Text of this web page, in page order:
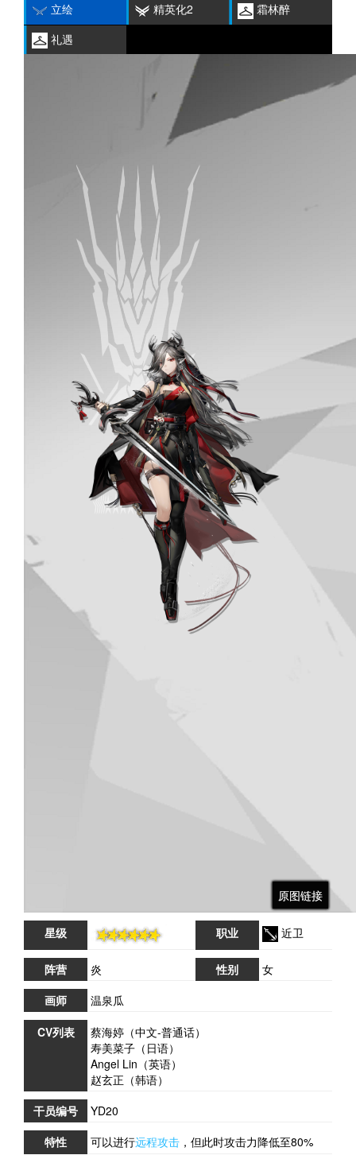
立绘
精英化2
霜林醉
礼遇
原图链接
原图链接
原图链接
原图链接
星级 职业 近卫
阵营 炎 性别
女
画师
温泉瓜
CV列表
蔡海婷（中文-普通话）
寿美菜子（日语）
Angel Lin（英语）
赵玄正（韩语）
干员编号
YD20
特性
可以进行远程攻击 ，但此时攻击力降低至80%